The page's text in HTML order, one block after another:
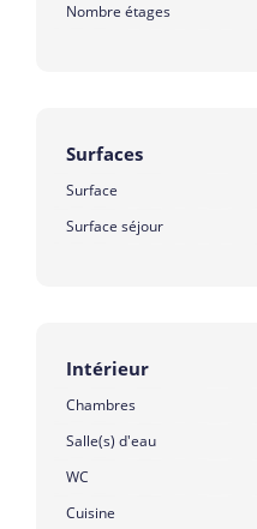
Nombre étages
Surfaces
Surface
Surface séjour
Intérieur
Chambres
Salle(s) d'eau
WC
Cuisine